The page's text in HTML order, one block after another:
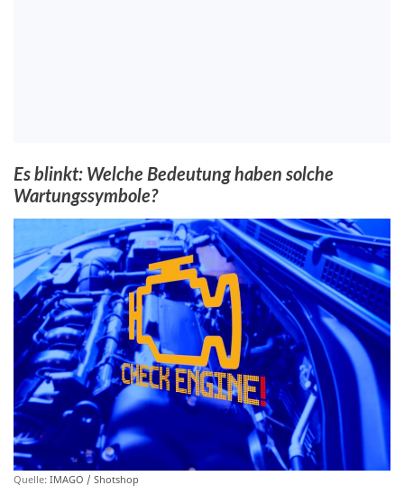
Es blinkt: Welche Bedeutung haben solche
Wartungssymbole?
Quelle: IMAGO / Shotshop